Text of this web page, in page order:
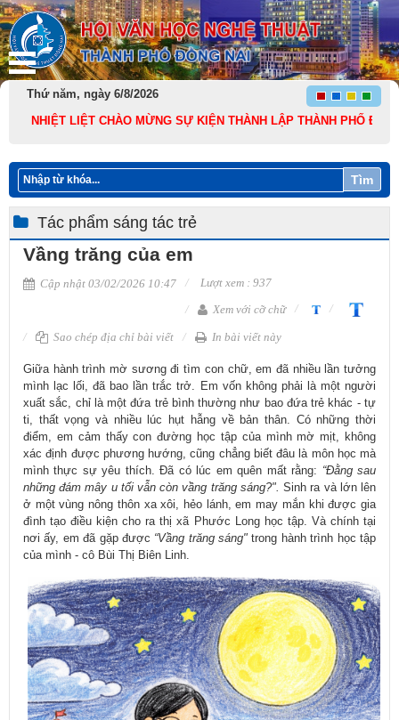
Thứ năm, ngày 6/8/2026
NHIỆT LIỆT CHÀO MỪNG SỰ KIỆN THÀNH LẬP THÀNH PHỐ ĐỒNG
Tìm
Tác phẩm sáng tác trẻ
Vầng trăng của em
Cập nhật 03/02/2026 10:47
Lượt xem : 937
Xem với cỡ chữ
Sao chép địa chỉ bài viết In bài viết này
​Giữa hành trình mờ sương đi tìm con chữ, em đã nhiều lần tưởng
mình lạc lối, đã bao lần trắc trở. Em vốn không phải là một người
xuất sắc, chỉ là một đứa trẻ bình thường như bao đứa trẻ khác - tự
ti, thất vọng và nhiều lúc hụt hẫng về bản thân. Có những thời
điểm, em cảm thấy con đường học tập của mình mờ mịt, không
xác định được phương hướng, cũng chẳng biết đâu là môn học mà
mình thực sự yêu thích. Đã có lúc em quên mất rằng: “Đằng sau
những đám mây u tối vẫn còn vầng trăng sáng?". Sinh ra và lớn lên
ở một vùng nông thôn xa xôi, hẻo lánh, em may mắn khi được gia
đình tạo điều kiện cho ra thị xã Phước Long học tập. Và chính tại
nơi ấy, em đã gặp được “Vầng trăng sáng" trong hành trình học tập
của mình - cô Bùi Thị Biên Linh.